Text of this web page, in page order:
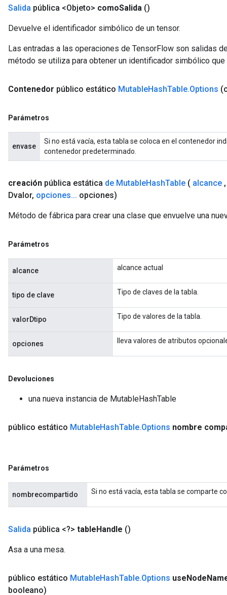
Salida pública <Objeto> comoSalida ()
Devuelve el identificador simbólico de un tensor.
Las entradas a las operaciones de TensorFlow son salidas
método se utiliza para obtener un identificador simbólico
Contenedor público estático MutableHashTable.Options
Parámetros
envase
Si no está vacía, esta tabla se coloca en el contenedor
contenedor predeterminado.
creación pública estática de MutableHashTable ( alcance ,
Dvalor, opciones... opciones)
Método de fábrica para crear una clase que envuelve una
Parámetros
alcance alcance actual
tipo de clave Tipo de claves de la tabla.
valorDtipo Tipo de valores de la tabla.
opciones lleva valores de atributos
Devoluciones
una nueva instancia de MutableHashTable
público estático MutableHashTable.Options nombre
Parámetros
nombrecompartido Si no está vacía, esta tabla se comparte
Salida pública <?> tableHandle ()
Asa a una mesa.
público estático MutableHashTable.Options useNode
booleano)